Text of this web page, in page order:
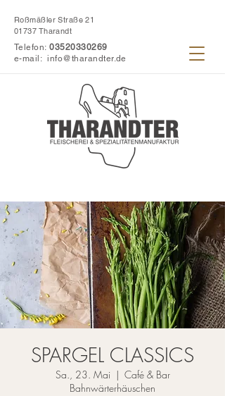
Roßmäßler Straße 21
01737 Tharandt
Telefon: 03520330269
e-mail:info@tharandter.de
SPARGEL CLASSICS
Sa., 23. Mai
  |
Café & Bar
Bahnwärterhäuschen